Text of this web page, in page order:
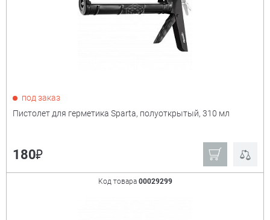
Показать только
под заказ
Пистолет для герметика Sparta, полуоткрытый, 310 мл
180₽
Код товара 00029299